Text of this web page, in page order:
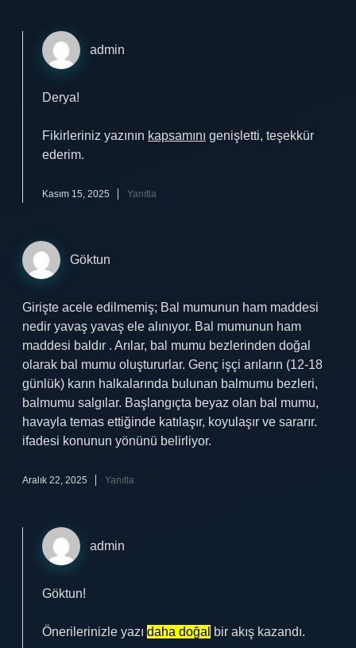
admin
Derya!
Fikirleriniz yazının kapsamını genişletti, teşekkür
ederim.
Kasım 15, 2025 Yanıtla
Göktun
Girişte acele edilmemiş; Bal mumunun ham maddesi
nedir yavaş yavaş ele alınıyor. Bal mumunun ham
maddesi baldır . Arılar, bal mumu bezlerinden doğal
olarak bal mumu oluştururlar. Genç işçi arıların (12-18
günlük) karın halkalarında bulunan balmumu bezleri,
balmumu salgılar. Başlangıçta beyaz olan bal mumu,
havayla temas ettiğinde katılaşır, koyulaşır ve sararır.
ifadesi konunun yönünü belirliyor.
Aralık 22, 2025 Yanıtla
admin
Göktun!
Önerilerinizle yazı daha doğal bir akış kazandı.